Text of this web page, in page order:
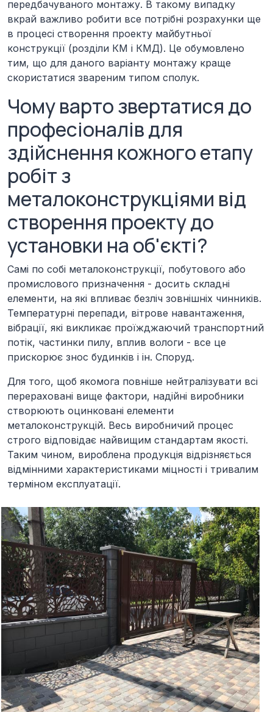
передбачуваного монтажу. В такому випадку
вкрай важливо робити все потрібні розрахунки ще
в процесі створення проекту майбутньої
конструкції (розділи КМ і КМД). Це обумовлено
тим, що для даного варіанту монтажу краще
скористатися звареним типом сполук.
Чому варто звертатися до
професіоналів для
здійснення кожного етапу
робіт з
металоконструкціями від
створення проекту до
установки на об'єкті?
Самі по собі металоконструкції, побутового або
промислового призначення - досить складні
елементи, на які впливає безліч зовнішніх чинників.
Температурні перепади, вітрове навантаження,
вібрації, які викликає проїжджаючий транспортний
потік, частинки пилу, вплив вологи - все це
прискорює знос будинків і ін. Споруд.
Для того, щоб якомога повніше нейтралізувати всі
перераховані вище фактори, надійні виробники
створюють оцинковані елементи
металоконструкцій. Весь виробничий процес
строго відповідає найвищим стандартам якості.
Таким чином, вироблена продукція відрізняється
відмінними характеристиками міцності і тривалим
терміном експлуатації.